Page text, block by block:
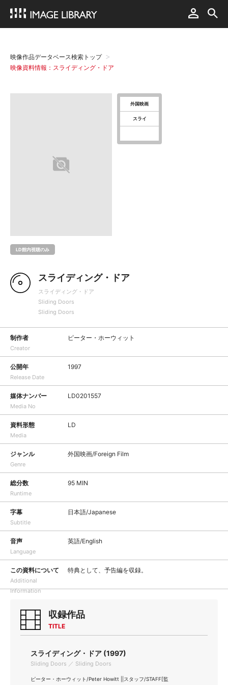
映像作品データベース検索トップ
映像資料情報：スライディング・ドア
LD館内視聴のみ
外国映画
スライ
スライディング・ドア
スライディング・ドア
Sliding Doors
Sliding Doors
制作者
Creator
ピーター・ホーウィット
公開年
Release Date
1997
媒体ナンバー
Media No
LD0201557
資料形態
Media
LD
ジャンル
Genre
外国映画/Foreign Film
総分数
Runtime
95 MIN
字幕
Subtitle
日本語/Japanese
音声
Language
英語/English
この資料について
Additional
Information
特典として、予告編を収録。
収録作品
TITLE
スライディング・ドア (1997)
Sliding Doors ／ Sliding Doors
ピーター・ホーウィット/Peter Howitt ||スタッフ/STAFF[監